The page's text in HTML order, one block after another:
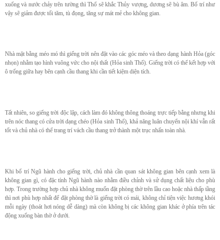
xuống và nước chảy trên tường thì Thổ sẽ khắc Thủy vượng, dương sẽ bù âm. Bố trí như
vậy sẽ giảm được tối tăm, tù đọng, tăng sự mát mẻ cho không gian.
Nhà mặt bằng méo mó thì giếng trời nên đặt vào các góc méo và theo dạng hành Hỏa (góc
nhọn) nhằm tạo hình vuông vức cho nội thất (Hỏa sinh Thổ). Giếng trời có thể kết hợp với
ô trống giữa hay bên cạnh cầu thang khi cần tiết kiệm diện tích.
Tất nhiên, so giếng trời độc lập, cách làm đó không thông thoáng trực tiếp bằng nhưng khi
trên nóc thang có cửa trời dạng chéo (Hỏa sinh Thổ), khả năng luân chuyển nội khí vẫn rất
tốt và chủ nhà có thể trang trí vách cầu thang trở thành một trục nhấn toàn nhà.
Khi bố trí Ngũ hành cho giếng trời, chủ nhà cần quan sát không gian bên cạnh xem là
không gian gì, có đặc tính Ngũ hành nào nhằm điều chỉnh và sử dụng chất liệu cho phù
hợp. Trong trường hợp chủ nhà không muốn đặt phòng thờ trên lầu cao hoặc nhà thấp tầng
thì nơi phù hợp nhất để đặt phòng thờ là giếng trời có mái, không chỉ tiện việc hương khói
mỗi ngày (thoát hơi nóng dễ dàng) mà còn không bị các không gian khác ở phía trên tác
động xuống bàn thờ ở dưới.